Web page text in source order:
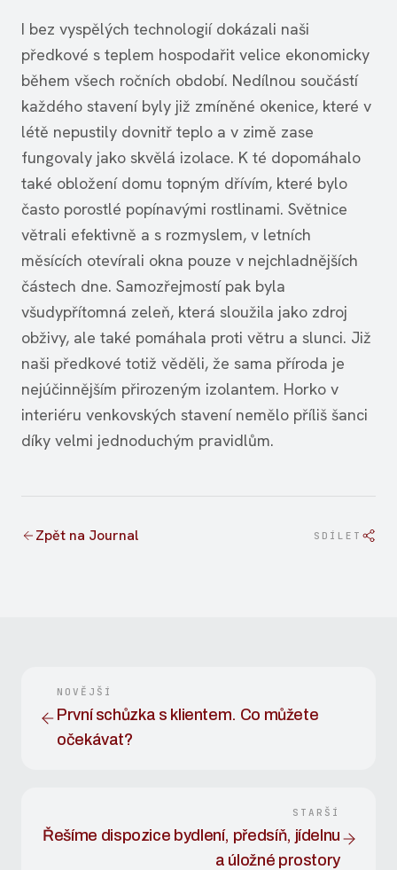
I bez vyspělých technologií dokázali naši
předkové s teplem hospodařit velice ekonomicky
během všech ročních období. Nedílnou součástí
každého stavení byly již zmíněné okenice, které v
létě nepustily dovnitř teplo a v zimě zase
fungovaly jako skvělá izolace. K té dopomáhalo
také obložení domu topným dřívím, které bylo
často porostlé popínavými rostlinami. Světnice
větrali efektivně a s rozmyslem, v letních
měsících otevírali okna pouze v nejchladnějších
částech dne. Samozřejmostí pak byla
všudypřítomná zeleň, která sloužila jako zdroj
obživy, ale také pomáhala proti větru a slunci. Již
naši předkové totiž věděli, že sama příroda je
nejúčinnějším přirozeným izolantem. Horko v
interiéru venkovských stavení nemělo příliš šanci
díky velmi jednoduchým pravidlům.
Zpět na Journal SDÍLET
NOVĚJŠÍ
První schůzka s klientem. Co můžete
očekávat?
STARŠÍ
Řešíme dispozice bydlení, předsíň, jídelnu
a úložné prostory